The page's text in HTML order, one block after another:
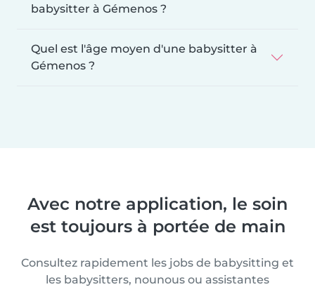
babysitter à Gémenos ?
Quel est l'âge moyen d'une babysitter à
Gémenos ?
Avec notre application, le soin
est toujours à portée de main
Consultez rapidement les jobs de babysitting et
les babysitters, nounous ou assistantes